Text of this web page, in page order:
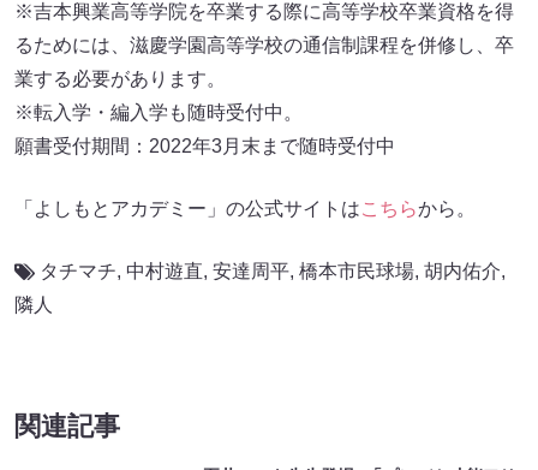
※吉本興業高等学院を卒業する際に高等学校卒業資格を得
るためには、滋慶学園高等学校の通信制課程を併修し、卒
業する必要があります。
※転入学・編入学も随時受付中。
願書受付期間：2022年3月末まで随時受付中
「よしもとアカデミー」の公式サイトはこちらから。
タチマチ, 中村遊直, 安達周平, 橋本市民球場, 胡内佑介,
隣人
関連記事